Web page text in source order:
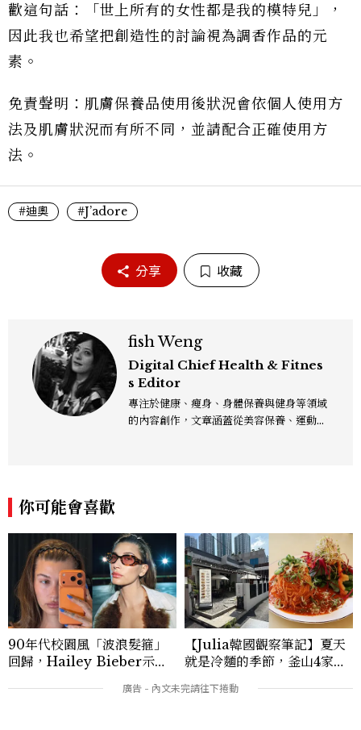
歡這句話：「世上所有的女性都是我的模特兒」，
因此我也希望把創造性的討論視為調香作品的元
素。
免責聲明：肌膚保養品使用後狀況會依個人使用方
法及肌膚狀況而有所不同，並請配合正確使用方
法。
#迪奧 #J’adore
分享 收藏
fish Weng
Digital Chief Health & Fitnes
s Editor
專注於健康、瘦身、身體保養與健身等領域
的內容創作，文章涵蓋從美容保養、運動健
你可能會喜歡
90年代校園風「波浪髮箍」
回歸，Hailey Bieber示範
u髮箍未開賣先爆紅！
【Julia韓國觀察筆記】夏天
就是冷麵的季節，釜山4家必